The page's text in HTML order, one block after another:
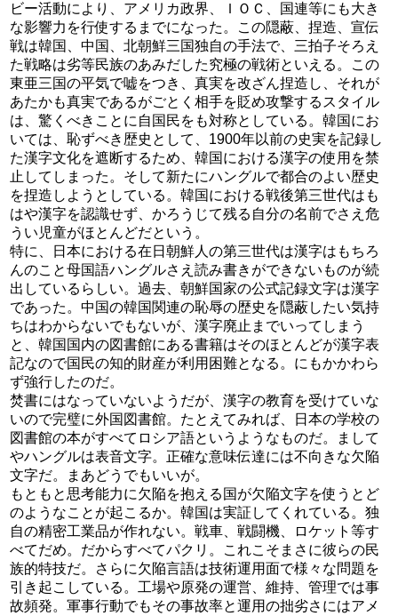
ビー活動により、アメリカ政界、ＩＯＣ、国連等にも大き
な影響力を行使するまでになった。この隠蔽、捏造、宣伝
戦は韓国、中国、北朝鮮三国独自の手法で、三拍子そろえ
た戦略は劣等民族のあみだした究極の戦術といえる。この
東亜三国の平気で嘘をつき、真実を改ざん捏造し、それが
あたかも真実であるがごとく相手を貶め攻撃するスタイル
は、驚くべきことに自国民をも対称としている。韓国にお
いては、恥ずべき歴史として、1900年以前の史実を記録し
た漢字文化を遮断するため、韓国における漢字の使用を禁
止してしまった。そして新たにハングルで都合のよい歴史
を捏造しようとしている。韓国における戦後第三世代はも
はや漢字を認識せず、かろうじて残る自分の名前でさえ危
うい児童がほとんどだという。
特に、日本における在日朝鮮人の第三世代は漢字はもちろ
んのこと母国語ハングルさえ読み書きができないものが続
出しているらしい。過去、朝鮮国家の公式記録文字は漢字
であった。中国の韓国関連の恥辱の歴史を隠蔽したい気持
ちはわからないでもないが、漢字廃止までいってしまう
と、韓国国内の図書館にある書籍はそのほとんどが漢字表
記なので国民の知的財産が利用困難となる。にもかかわら
ず強行したのだ。
焚書にはなっていないようだが、漢字の教育を受けていな
いので完璧に外国図書館。たとえてみれば、日本の学校の
図書館の本がすべてロシア語というようなものだ。まして
やハングルは表音文字。正確な意味伝達には不向きな欠陥
文字だ。まあどうでもいいが。
もともと思考能力に欠陥を抱える国が欠陥文字を使うとど
のようなことが起こるか。韓国は実証してくれている。独
自の精密工業品が作れない。戦車、戦闘機、ロケット等す
べてだめ。だからすべてパクリ。これこそまさに彼らの民
族的特技だ。さらに欠陥言語は技術運用面で様々な問題を
引き起こしている。工場や原発の運営、維持、管理では事
故頻発。軍事行動でもその事故率と運用の拙劣さにはアメ